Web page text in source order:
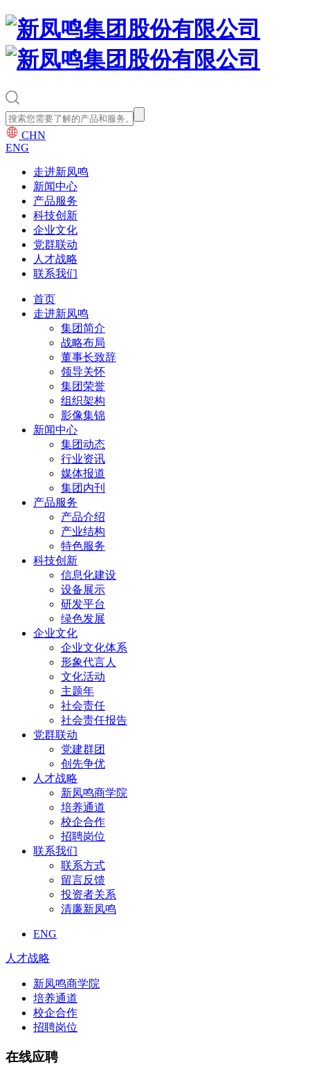
CHN
ENG
走进新凤鸣
新闻中心
产品服务
科技创新
企业文化
党群联动
人才战略
联系我们
首页
走进新凤鸣
集团简介
战略布局
董事长致辞
领导关怀
集团荣誉
组织架构
影像集锦
新闻中心
集团动态
行业资讯
媒体报道
集团内刊
产品服务
产品介绍
产业结构
特色服务
科技创新
信息化建设
设备展示
研发平台
绿色发展
企业文化
企业文化体系
形象代言人
文化活动
主题年
社会责任
社会责任报告
党群联动
党建群团
创先争优
人才战略
新凤鸣商学院
培养通道
校企合作
招聘岗位
联系我们
联系方式
留言反馈
投资者关系
清廉新凤鸣
ENG
人才战略
新凤鸣商学院
培养通道
校企合作
招聘岗位
在线应聘